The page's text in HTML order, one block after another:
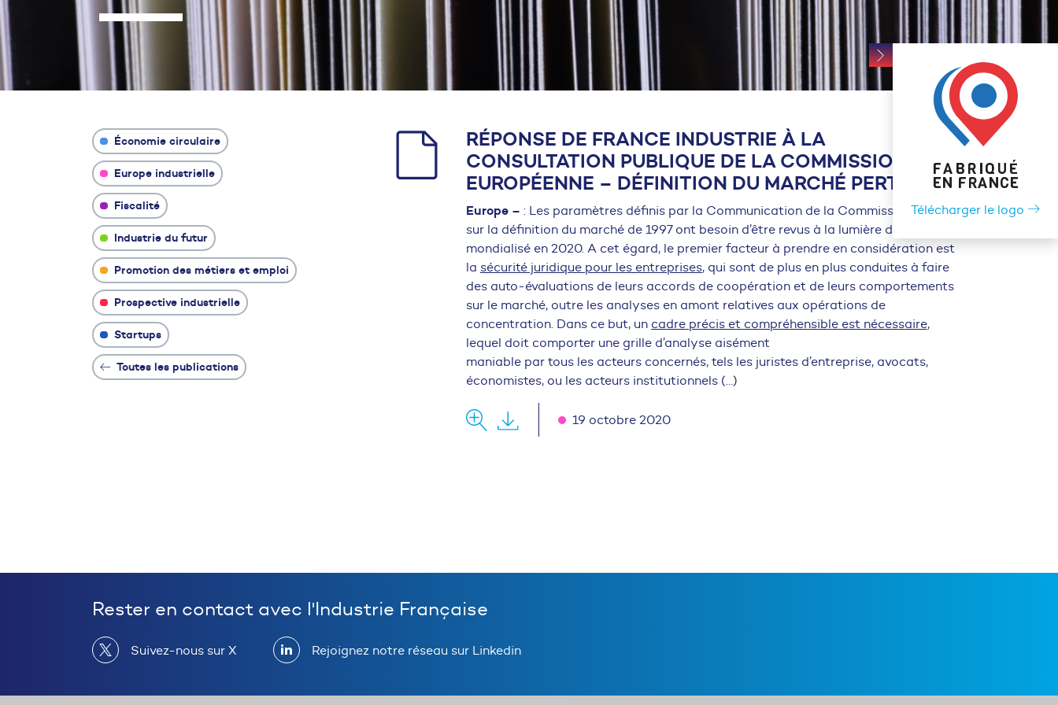
Économie circulaire
Europe industrielle
Fiscalité
Industrie du futur
Promotion des métiers et emploi
Prospective industrielle
Startups
Toutes les publications
RÉPONSE DE FRANCE INDUSTRIE À LA
CONSULTATION PUBLIQUE DE LA COMMISSION
EUROPÉENNE – DÉFINITION DU MARCHÉ PERTINENT
Europe – : Les paramètres définis par la Communication de la Commission portant
sur la définition du marché de 1997 ont besoin d’être revus à la lumière du contexte
mondialisé en 2020. A cet égard, le premier facteur à prendre en considération est
la sécurité juridique pour les entreprises, qui sont de plus en plus conduites à faire
des auto-évaluations de leurs accords de coopération et de leurs comportements
sur le marché, outre les analyses en amont relatives aux opérations de
concentration. Dans ce but, un cadre précis et compréhensible est nécessaire,
lequel doit comporter une grille d’analyse aisément
maniable par tous les acteurs concernés, tels les juristes d’entreprise, avocats,
économistes, ou les acteurs institutionnels (…)
19 octobre 2020
Rester en contact avec l'Industrie Française
Suivez-nous sur X Rejoignez notre réseau sur Linkedin
Télécharger le logo